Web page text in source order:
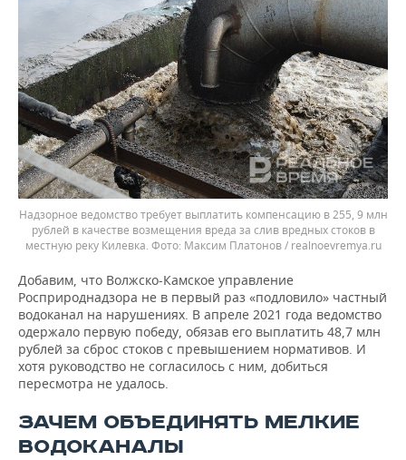
Надзорное ведомство требует выплатить компенсацию в 255, 9 млн
рублей в качестве возмещения вреда за слив вредных стоков в
местную реку Килевка.
Максим Платонов / realnoevremya.ru
Добавим, что Волжско-Камское управление
Росприроднадзора не в первый раз «подловило» частный
водоканал на нарушениях. В апреле 2021 года ведомство
одержало первую победу, обязав его выплатить 48,7 млн
рублей за сброс стоков с превышением нормативов. И
хотя руководство не согласилось с ним, добиться
пересмотра не удалось.
ЗАЧЕМ ОБЪЕДИНЯТЬ МЕЛКИЕ
ВОДОКАНАЛЫ